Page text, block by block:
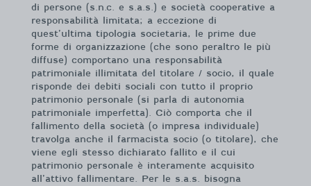
di persone (s.n.c. e s.a.s.) e società cooperative a
responsabilità limitata; a eccezione di
quest’ultima tipologia societaria, le prime due
forme di organizzazione (che sono peraltro le più
diffuse) comportano una responsabilità
patrimoniale illimitata del titolare / socio, il quale
risponde dei debiti sociali con tutto il proprio
patrimonio personale (si parla di autonomia
patrimoniale imperfetta). Ciò comporta che il
fallimento della società (o impresa individuale)
travolga anche il farmacista socio (o titolare), che
viene egli stesso dichiarato fallito e il cui
patrimonio personale è interamente acquisito
all’attivo fallimentare. Per le s.a.s. bisogna